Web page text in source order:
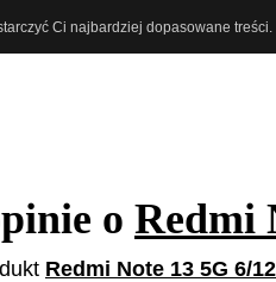
Ci najbardziej dopasowane
o Redmi
Redmi Note 13 5G 6/